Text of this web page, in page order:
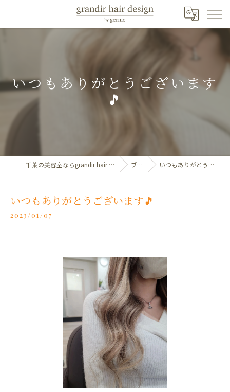
いつもありがとうございます
🎵
千葉の美容室ならgrandir hair design by germe ブログ いつもありがとうございます🎵
いつもありがとうございます🎵
2023/01/07